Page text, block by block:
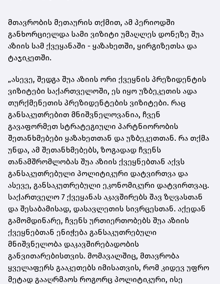
მთავრობის მეთაურის თქმით, ამ პერიოდში
განხორციელდა სამი ვიზიტი უმაღლეს დონეზე შუა
აზიის სამ ქვეყანაში - ყაზახეთში, ყირგიზეთსა და
ტაჯიკეთში.
„ასევე, შედგა შუა აზიის ორი ქვეყნის პრეზიდენტის
ვიზიტები საქართველოში, ეს იყო უზბეკეთის ადა
თურქმენეთის პრეზიდენტების ვიზიტები. რაც
განსაკუთრებით მნიშვნელოვანია, ჩვენ
გავაფორმეთ სტრატეგიული პარტნიორობის
შეთანხმებები ყაზახეთთან და უზბეკეთთან. რა თქმა
უნდა, ამ შეთანხმებებს, ზოგადად ჩვენს
თანამშრომლობას შუა აზიის ქვეყნებთან აქვს
განსაკუთრებული პოლიტიკური დატვირთვა და
ასევე, განსაკუთრებული ეკონომიკური დატვირთვაც.
საქართველო 7 ქვეყანას აკავშირებს შავ ზღვასთან
და შესაბამისად, დასავლეთის სივრცესთან. აქედან
გამომდინარე, ჩვენს ურთიერთობებს შუა აზიის
ქვეყნებთან ენიჭება განსაკუთრებული
მნიშვნელობა დაკავშირებადობის
განვითარებისთვის. მომავალშიც, მთავრობა
ყველაფერს გააკეთებს იმისათვის, რომ კიდევ უფრო
მეტად გააღრმაოს როგორც პოლიტიკური, ისე